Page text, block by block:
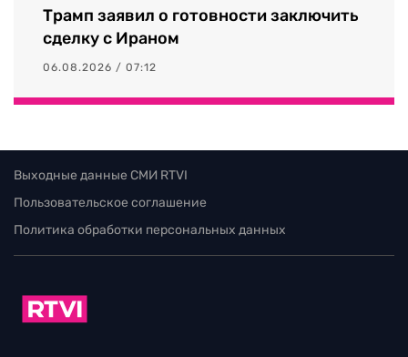
Трамп заявил о готовности заключить
сделку с Ираном
06.08.2026 / 07:12
Выходные данные СМИ RTVI
Пользовательское соглашение
Политика обработки персональных данных